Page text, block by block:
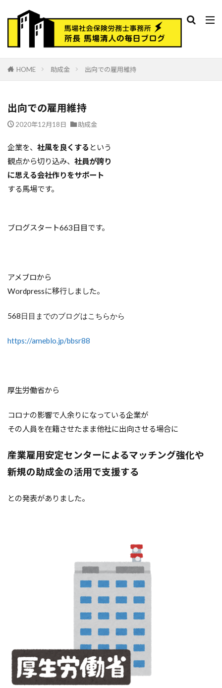
HOME 助成金 出向での雇用維持
出向での雇用維持
2020年12月18日 助成金
企業を、 社風を良くする という
観点から切り込み、 社員が誇り
に思える会社作りをサポート
する馬場です。
ブログスタート663日目です。
アメブロから
Wordpressに移行しました。
568日目までのブログはこちらから
https://ameblo.jp/bbsr88
厚生労働省から
コロナの影響で人余りになっている企業が
その人員を在籍させたまま他社に出向させる場合に
産業雇用安定センターによるマッチング強化や
新規の助成金の活用で支援する
との発表がありました。